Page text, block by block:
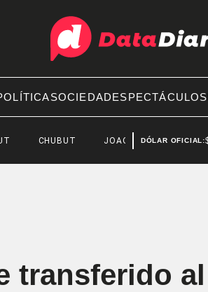
SOCIEDADESPECTÁCULOS
CHUBUT JOAQUÍN BENEGAS LYNCH
DÓLAR OFICIAL:
transferido